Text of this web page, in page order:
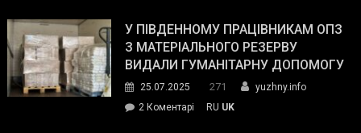
завойовує
симпатії
виборців
The
У ПІВДЕННОМУ ПРАЦІВНИКАМ ОПЗ
З МАТЕРІАЛЬНОГО РЕЗЕРВУ
ВИДАЛИ ГУМАНІТАРНУ ДОПОМОГУ
25.07.2025 271
yuzhny.info
2 Коментарі
RU UK